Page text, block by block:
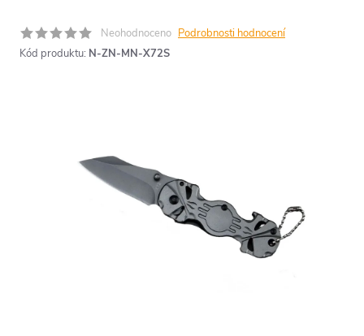
Neohodnoceno Podrobnosti hodnocení
Kód produktu: N-ZN-MN-X72S